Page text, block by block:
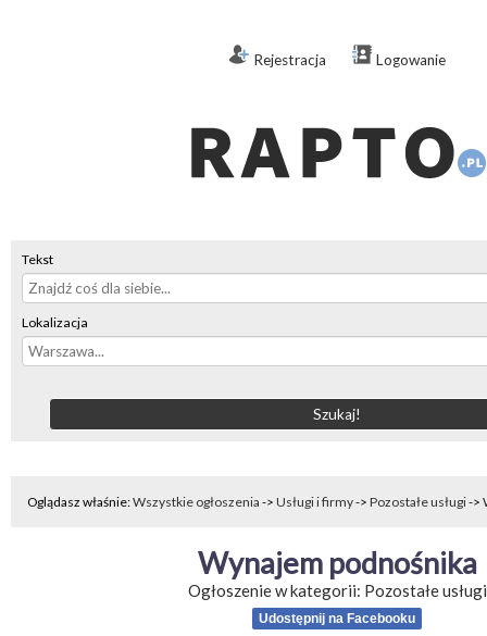
Rejestracja Logowanie
Tekst
Lokalizacja
Oglądasz właśnie:Wszystkie ogłoszenia -> Usługi i firmy-> Pozostałe usługi->
Wynajem podnośnika
Ogłoszenie w kategorii: Pozostałe usługi
Udostępnij na Facebooku